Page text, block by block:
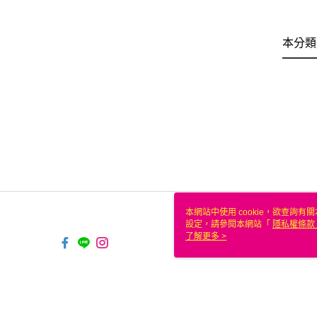
本分
本網站中使用 cookie，欲查詢有
設定，請參閱本網站「 隱私權條款
使用 cookie。
了解更多 >